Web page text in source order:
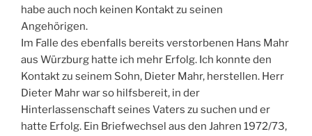
habe auch noch keinen Kontakt zu seinen
Angehörigen.
Im Falle des ebenfalls bereits verstorbenen Hans Mahr
aus Würzburg hatte ich mehr Erfolg. Ich konnte den
Kontakt zu seinem Sohn, Dieter Mahr, herstellen. Herr
Dieter Mahr war so hilfsbereit, in der
Hinterlassenschaft seines Vaters zu suchen und er
hatte Erfolg. Ein Briefwechsel aus den Jahren 1972/73,